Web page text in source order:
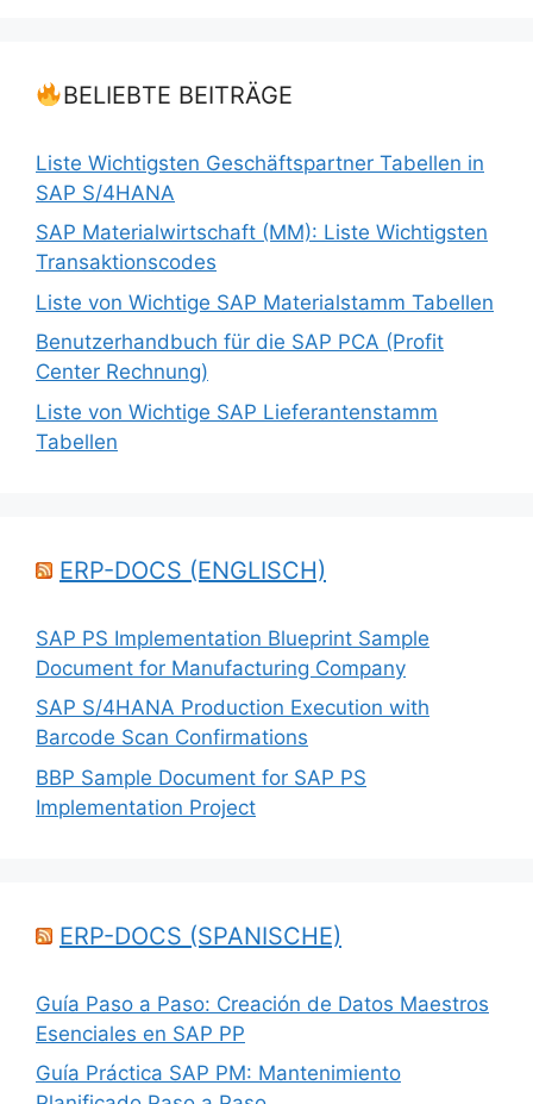
BELIEBTE BEITRÄGE
Liste Wichtigsten Geschäftspartner Tabellen in
SAP S/4HANA
SAP Materialwirtschaft (MM): Liste Wichtigsten
Transaktionscodes
Liste von Wichtige SAP Materialstamm Tabellen
Benutzerhandbuch für die SAP PCA (Profit
Center Rechnung)
Liste von Wichtige SAP Lieferantenstamm
Tabellen
ERP-DOCS (ENGLISCH)
SAP PS Implementation Blueprint Sample
Document for Manufacturing Company
SAP S/4HANA Production Execution with
Barcode Scan Confirmations
BBP Sample Document for SAP PS
Implementation Project
ERP-DOCS (SPANISCHE)
Guía Paso a Paso: Creación de Datos Maestros
Esenciales en SAP PP
Guía Práctica SAP PM: Mantenimiento